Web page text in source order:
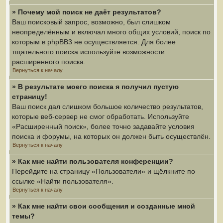
» Почему мой поиск не даёт результатов?
Ваш поисковый запрос, возможно, был слишком
неопределённым и включал много общих условий, поиск по
которым в phpBB3 не осуществляется. Для более
тщательного поиска используйте возможности
расширенного поиска.
Вернуться к началу
» В результате моего поиска я получил пустую
страницу!
Ваш поиск дал слишком большое количество результатов,
которые веб-сервер не смог обработать. Используйте
«Расширенный поиск», более точно задавайте условия
поиска и форумы, на которых он должен быть осуществлён.
Вернуться к началу
» Как мне найти пользователя конференции?
Перейдите на страницу «Пользователи» и щёлкните по
ссылке «Найти пользователя».
Вернуться к началу
» Как мне найти свои сообщения и созданные мной
темы?